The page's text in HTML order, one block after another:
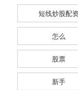
短线炒股配资
怎么
股票
新手